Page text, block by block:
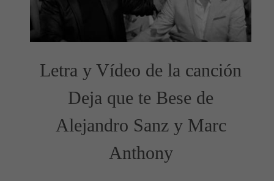
Letra y Vídeo de la canción
Deja que te Bese de
Alejandro Sanz y Marc
Anthony